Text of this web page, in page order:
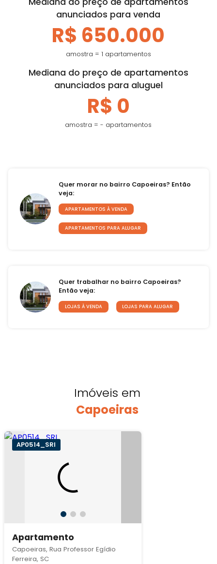
anunciados para venda
R$ 650.000
amostra = 1 apartamentos
Mediana do preço de apartamentos
anunciados para aluguel
R$ 0
amostra = - apartamentos
Quer morar no bairro Capoeiras? Então
veja:
APARTAMENTOS À VENDA
APARTAMENTOS PARA ALUGAR
Quer trabalhar no bairro Capoeiras?
Então veja:
LOJAS À VENDA LOJAS PARA ALUGAR
Imóveis em
Capoeiras
AP0514_SRI
Apartamento
Capoeiras, Rua Professor Egídio
Ferreira, SC